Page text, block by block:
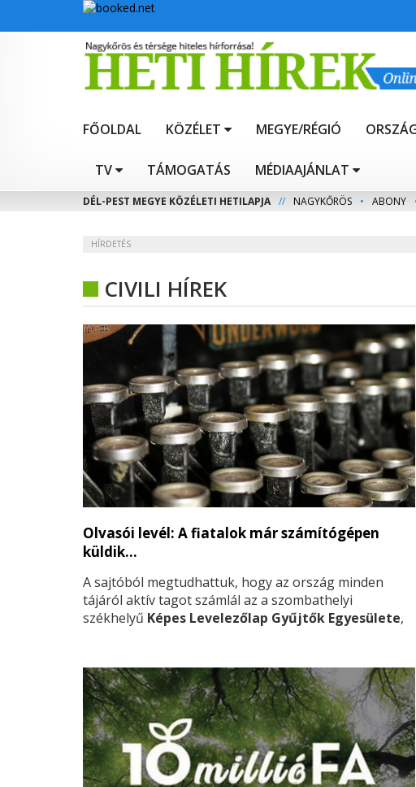
FŐOLDAL KÖZÉLET MEGYE/RÉGIÓ
TV TÁMOGATÁS MÉDIAAJÁNLAT
DÉL-PEST MEGYE KÖZÉLETI HETILAPJA // NAGYKŐRÖS • ABONY
HÍRDETÉS
CIVILI HÍREK
Olvasói levél: A fiatalok már számítógépen
küldik…
A sajtóból megtudhattuk, hogy az ország minden
tájáról aktív tagot számlál az a szombathelyi
székhelyű Képes Levelezőlap Gyűjtők Egyesülete,
csak háromszázan voltak.